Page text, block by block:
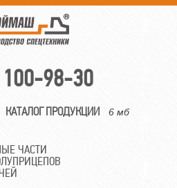
100-98-30
КАТАЛОГ ПРОДУКЦИИ 6 мб
ЧАСТИ